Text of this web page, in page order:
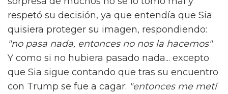
respetó su decisión, ya que entendía que Sia
quisiera proteger su imagen, respondiendo:
"no pasa nada, entonces no nos la hacemos".
Y como si no hubiera pasado nada... excepto
que Sia sigue contando que tras su encuentro
con Trump se fue a cagar: "entonces me metí